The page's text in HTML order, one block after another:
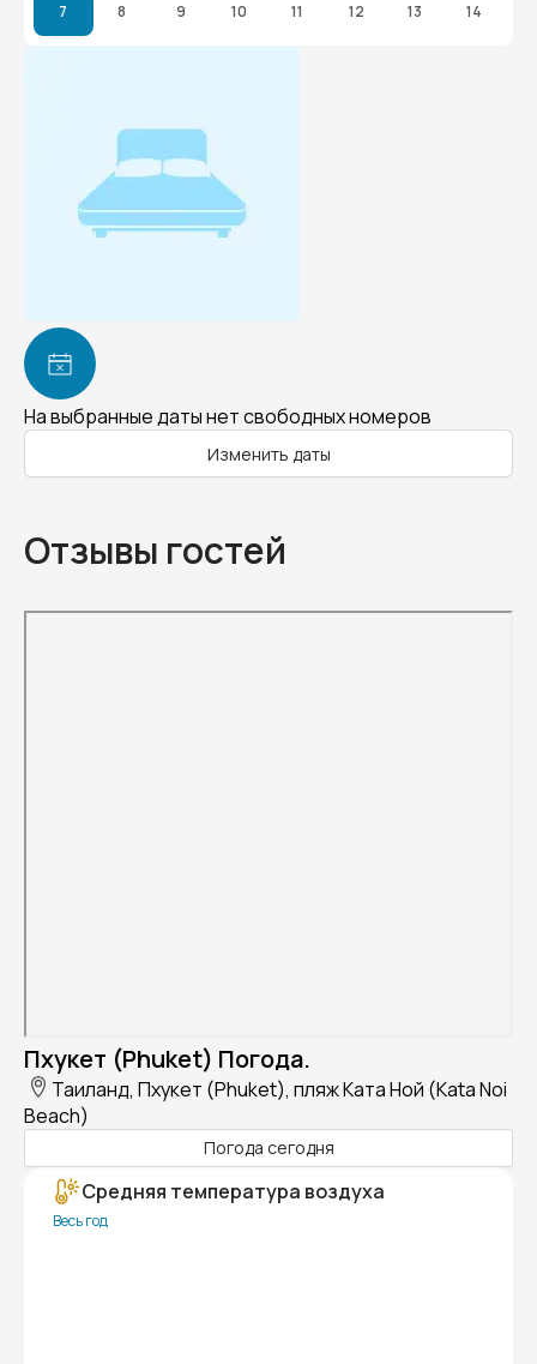
7 8 9 10 11 12 13 14
На выбранные даты нет свободных номеров
Изменить даты
Отзывы гостей
Пхукет (Phuket) Погода.
Таиланд, Пхукет (Phuket), пляж Ката Ной (Kata Noi
Beach)
Погода сегодня
Средняя температура воздуха
Весь год